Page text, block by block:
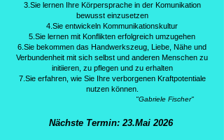
3.Sie lernen Ihre Körpersprache in der Komunikation
bewusst einzusetzen
4.Sie entwickeln Kommunikationskultur
5.Sie lernen mit Konflikten erfolgreich umzugehen
6.Sie bekommen das Handwerkszeug, Liebe, Nähe und
Verbundenheit mit sich selbst und anderen Menschen zu
initiieren, zu pflegen und zu erhalten
7.Sie erfahren, wie Sie Ihre verborgenen Kraftpotentiale
nutzen können.
"Gabriele Fischer"
Nächste Termin: 23.Mai 2026